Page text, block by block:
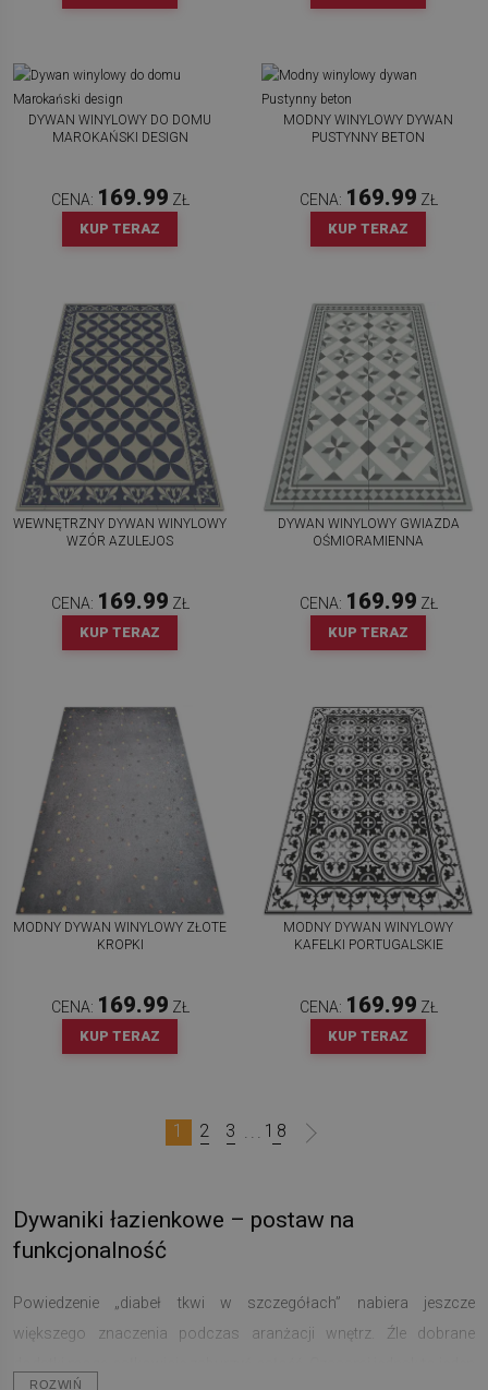
DYWAN WINYLOWY DO DOMU
MAROKAŃSKI DESIGN
CENA: 169.99 ZŁ
KUP TERAZ
MODNY WINYLOWY DYWAN
PUSTYNNY BETON
CENA: 169.99 ZŁ
KUP TERAZ
WEWNĘTRZNY DYWAN WINYLOWY
WZÓR AZULEJOS
CENA: 169.99 ZŁ
KUP TERAZ
DYWAN WINYLOWY GWIAZDA
OŚMIORAMIENNA
CENA: 169.99 ZŁ
KUP TERAZ
MODNY DYWAN WINYLOWY ZŁOTE
KROPKI
CENA: 169.99 ZŁ
KUP TERAZ
MODNY DYWAN WINYLOWY
KAFELKI PORTUGALSKIE
CENA: 169.99 ZŁ
KUP TERAZ
1 2 3 ... 18
Dywaniki łazienkowe – postaw na
funkcjonalność
Powiedzenie „diabeł tkwi w szczegółach” nabiera jeszcze
większego znaczenia podczas aranżacji wnętrz. Źle dobrane
ROZWIŃ